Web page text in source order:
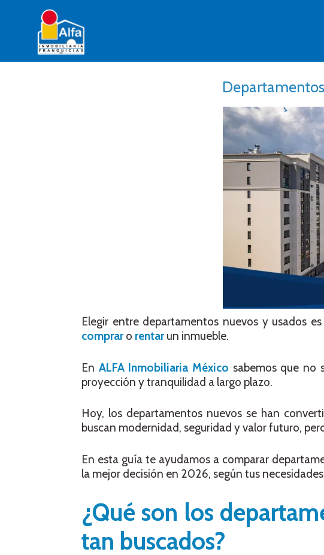
Elegir entre departamentos nuevos y usados
compraro rentarun inmueble.
En ALFA Inmobiliaria México sabemos que no
proyección y tranquilidad a largo plazo.
Hoy, los departamentos nuevos se han
buscan modernidad, seguridad y valor futuro,
En esta guía te ayudamos a comparar
la mejor decisión en 2026, según tus
¿Qué son los
tan buscados?